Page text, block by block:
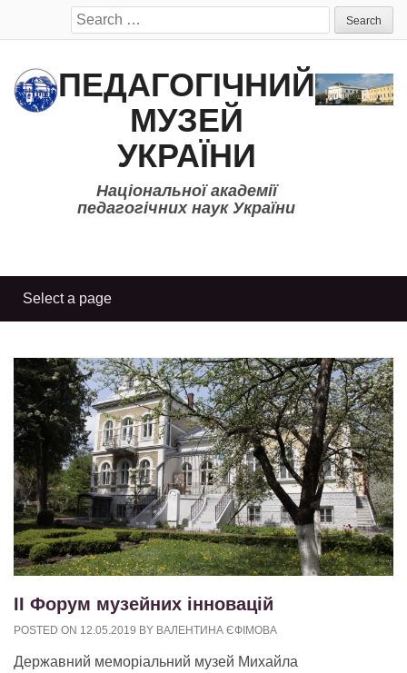
Search
for:
ПЕДАГОГІЧНИЙ
МУЗЕЙ
УКРАЇНИ
Національної академії
педагогічних наук України
ІІ Форум музейних інновацій
POSTED ON 12.05.2019 BY ВАЛЕНТИНА ЄФІМОВА
Державний меморіальний музей Михайла